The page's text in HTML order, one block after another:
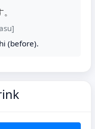
(before).